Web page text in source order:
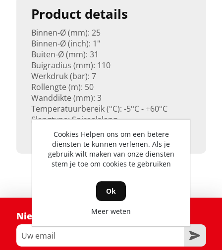
Product details
Binnen-Ø (mm): 25
Binnen-Ø (inch): 1"
Buiten-Ø (mm): 31
Buigradius (mm): 110
Werkdruk (bar): 7
Rollengte (m): 50
Wanddikte (mm): 3
Temperatuurbereik (°C): -5°C - +60°C
Slangtype: Spiraalslang
Levensmiddelenecht: nee
Nieuwsbrief
Cookies Helpen ons om een betere
diensten te kunnen verlenen. Als je
gebruik wilt maken van onze diensten
stem je toe om cookies te gebruiken
Ok
Meer weten